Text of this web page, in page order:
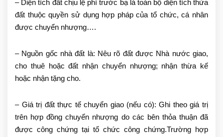
– Diện tích đất chịu lệ phí trước bạ là toàn bộ diện tích thửa
đất thuộc quyền sử dụng hợp pháp của tổ chức, cá nhân
được chuyển nhượng….
– Nguồn gốc nhà đất là: Nêu rõ đất được Nhà nước giao,
cho thuê hoặc đất nhận chuyển nhượng; nhận thừa kế
hoặc nhận tặng cho.
– Giá trị đất thực tế chuyển giao (nếu có): Ghi theo giá trị
trên hợp đồng chuyển nhượng do các bên thỏa thuận đã
được công chứng tại tổ chức công chứng.Trường hợp